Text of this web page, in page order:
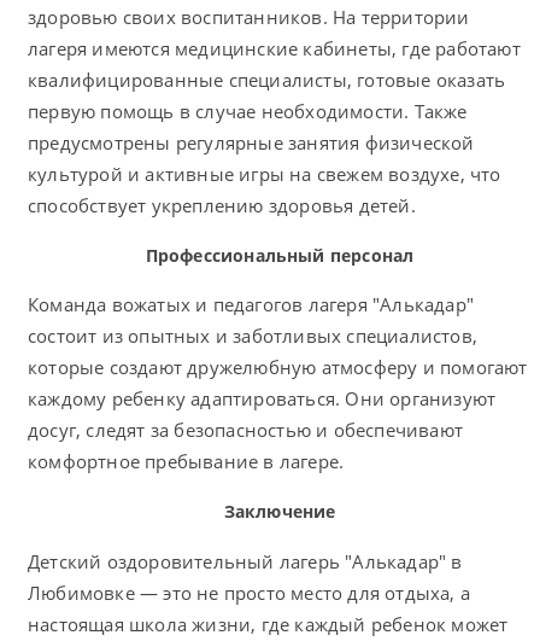
здоровью своих воспитанников. На территории
лагеря имеются медицинские кабинеты, где работают
квалифицированные специалисты, готовые оказать
первую помощь в случае необходимости. Также
предусмотрены регулярные занятия физической
культурой и активные игры на свежем воздухе, что
способствует укреплению здоровья детей.
Профессиональный персонал
Команда вожатых и педагогов лагеря "Алькадар"
состоит из опытных и заботливых специалистов,
которые создают дружелюбную атмосферу и помогают
каждому ребенку адаптироваться. Они организуют
досуг, следят за безопасностью и обеспечивают
комфортное пребывание в лагере.
Заключение
Детский оздоровительный лагерь "Алькадар" в
Любимовке — это не просто место для отдыха, а
настоящая школа жизни, где каждый ребенок может